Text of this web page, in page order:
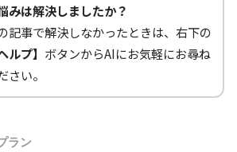
みは解決しましたか？
記事で解決しなかったときは、右下の
ルプ】 ボタンからAIにお気軽にお尋ね
さい。
ラン